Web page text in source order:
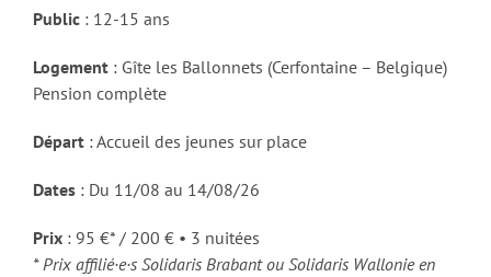
Public : 12-15 ans
Logement : Gîte les Ballonnets (Cerfontaine – Belgique)
Pension complète
Départ : Accueil des jeunes sur place
Dates : Du 11/08 au 14/08/26
Prix : 95 €* / 200 € • 3 nuitées
* Prix affilié·e·s Solidaris Brabant ou Solidaris Wallonie en